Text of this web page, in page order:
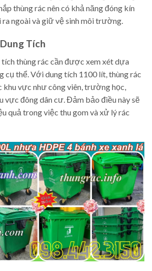
thùng rác nên có khả năng đóng kín
ngoài và giữ vệ sinh môi trường.
Tích
thùng rác cần được xem xét dựa
cụ thể. Với dung tích 1100 lít, thùng rác
khu vực như công viên, trường học,
vực đông dân cư. Đảm bảo điều này sẽ
quả trong việc thu gom và xử lý rác